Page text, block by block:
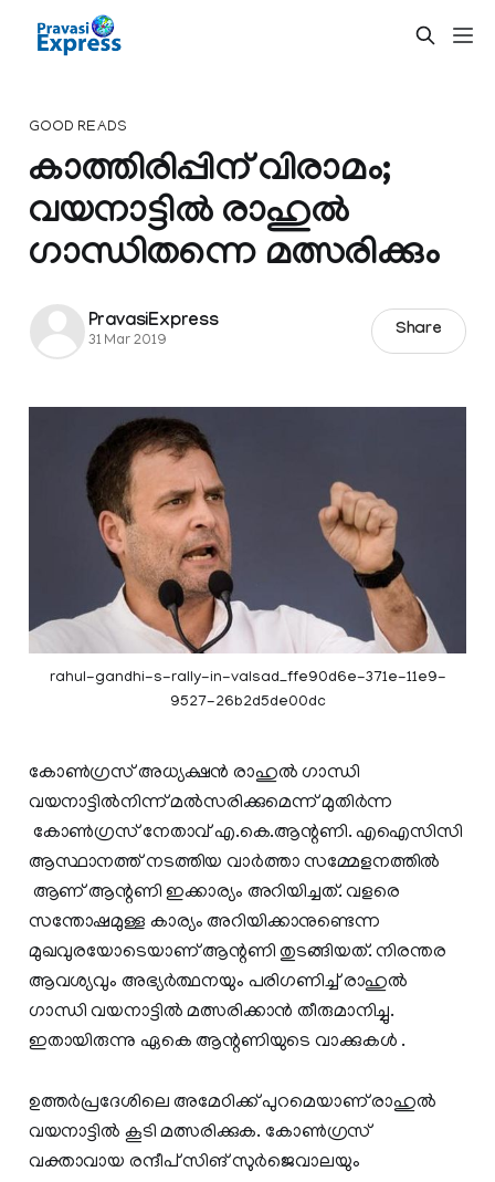
GOOD READS
കാത്തിരിപ്പിന് വിരാമം;
വയനാട്ടിൽ രാഹുൽ
ഗാന്ധിതന്നെ മത്സരിക്കും
PravasiExpress
31 Mar 2019
Share
rahul-gandhi-s-rally-in-valsad_ffe90d6e-371e-11e9-
9527-26b2d5de00dc
കോൺഗ്രസ് അധ്യക്ഷൻ രാഹുൽ ഗാന്ധി
വയനാട്ടിൽനിന്ന് മൽസരിക്കുമെന്ന് മുതിർന്ന
കോൺഗ്രസ് നേതാവ് എ.കെ.ആന്റണി. എഐസിസി
ആസ്ഥാനത്ത് നടത്തിയ വാര്‍ത്താ സമ്മേളനത്തിൽ
ആണ് ആന്റണി ഇക്കാര്യം അറിയിച്ചത്. വളരെ
സന്തോഷമുള്ള കാര്യം അറിയിക്കാനുണ്ടെന്ന
മുഖവുരയോടെയാണ് ആന്റണി തുടങ്ങിയത്. നിരന്തര
ആവശ്യവും അഭ്യര്‍ത്ഥനയും പരിഗണിച്ച് രാഹുൽ
ഗാന്ധി വയനാട്ടിൽ മത്സരിക്കാൻ തീരുമാനിച്ചു.
ഇതായിരുന്നു ഏകെ ആന്റണിയുടെ വാക്കുകൾ .
ഉത്തര്‍പ്രദേശിലെ അമേഠിക്ക് പുറമെയാണ് രാഹുല്‍
വയനാട്ടില്‍ കൂടി മത്സരിക്കുക. കോണ്‍ഗ്രസ്
വക്താവായ രന്ദീപ് സിങ് സുര്‍ജെവാലയും